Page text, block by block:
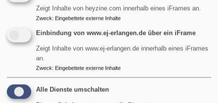
Bilddatenbank Fundus
brauchen dringend neue
Männerstimmen, vor allem
Bässe!
Männer, traut Euch!
Einfach zum Schnuppern in eine Chorprobe im
Gemeindesaal kommen.
Zeigt Inhalte von heyzine.com innerhalb eines iFrames an.
Zweck: Eingebettete externe Inhalte
Einbindung von www.ej-erlangen.de über ein iFrame
Zeigt Inhalte von www.ej-erlangen.de innerhalb eines iFrames
an.
Zweck: Eingebettete externe Inhalte
Alle Dienste umschalten